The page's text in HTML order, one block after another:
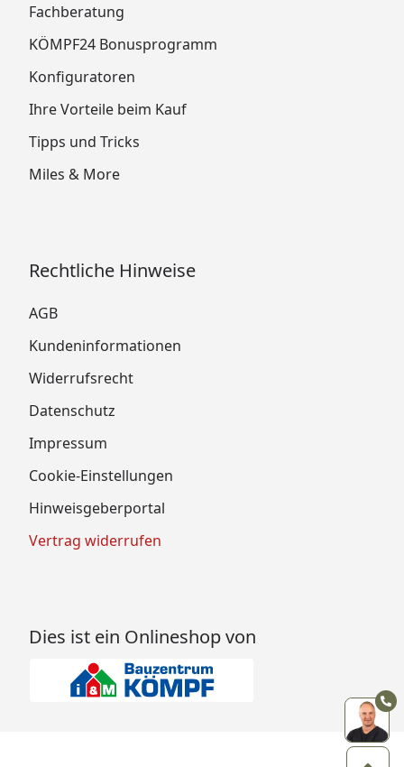
Fachberatung
KÖMPF24 Bonusprogramm
Konfiguratoren
Ihre Vorteile beim Kauf
Tipps und Tricks
Miles & More
Rechtliche Hinweise
AGB
Kundeninformationen
Widerrufsrecht
Datenschutz
Impressum
Cookie-Einstellungen
Hinweisgeberportal
Vertrag widerrufen
Dies ist ein Onlineshop von